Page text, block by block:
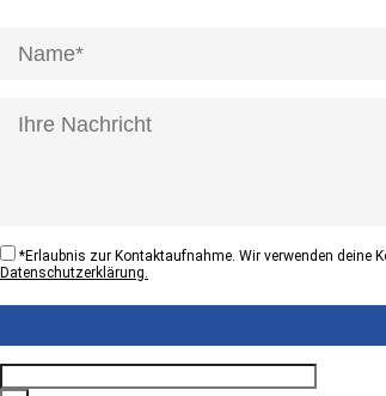
*Erlaubnis zur Kontaktaufnahme. Wir verwenden
Datenschutzerklärung.